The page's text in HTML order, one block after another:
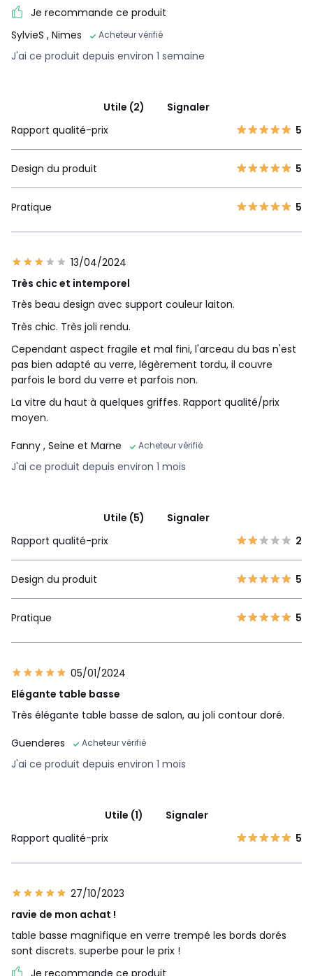
Je recommande ce produit
SylvieS , Nimes Acheteur vérifié
J'ai ce produit depuis environ 1 semaine
Utile (2)
Signaler
Rapport qualité-prix
5
Design du produit 5
Pratique 5
13/04/2024
Très chic et intemporel
Très beau design avec support couleur laiton.
Très chic. Très joli rendu.
Cependant aspect fragile et mal fini, l'arceau du bas n'est
pas bien adapté au verre, légèrement tordu, il couvre
parfois le bord du verre et parfois non.
La vitre du haut à quelques griffes. Rapport qualité/prix
moyen.
Fanny , Seine et Marne Acheteur vérifié
J'ai ce produit depuis environ 1 mois
Utile (5)
Signaler
Rapport qualité-prix
2
Design du produit 5
Pratique 5
05/01/2024
Elégante table basse
Très élégante table basse de salon, au joli contour doré.
Guenderes
Acheteur vérifié
J'ai ce produit depuis environ 1 mois
Utile (1)
Signaler
Rapport qualité-prix
5
27/10/2023
ravie de mon achat !
table basse magnifique en verre trempé les bords dorés
sont discrets. superbe pour le prix !
Je recommande ce produit